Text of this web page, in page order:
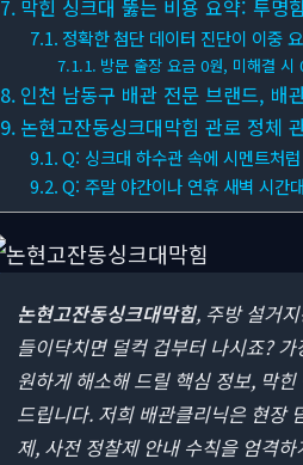
막힌 싱크대 뚫는 비용 요약: 투명
정확한 첨단 데이터 진단이 이중
방문 출장 요금 0원, 미해결
인천 남동구 배관 전문 브랜드, 배
논현고잔동싱크대막힘 관로 정체
Q: 싱크대 하수관 속에 시멘트처
Q: 주말 야간이나 연휴 새벽 시간
논현고잔동싱크대막힘, 주방 설거
들이닥치면 덜컥 겁부터 나시죠?가
원하게 해소해 드릴 핵심 정보, 막
드립니다. 저희 배관클리닉은 현장
제, 사전 정찰제 안내 수칙을 엄격